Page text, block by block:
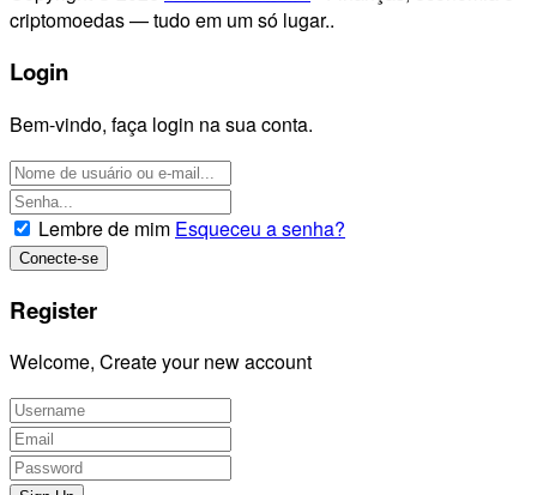
criptomoedas — tudo em um só lugar..
Login
Bem-vindo, faça login na sua conta.
Lembre de mim Esqueceu a senha?
Register
Welcome, Create your new account